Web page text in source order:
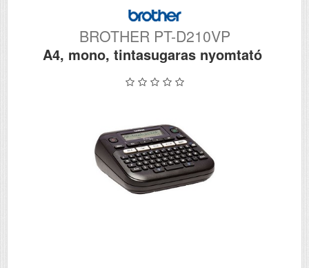
BROTHER PT-D210VP
A4, mono, tintasugaras nyomtató